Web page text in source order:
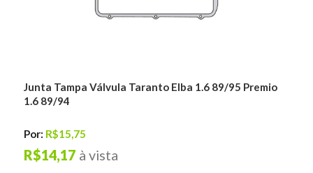
Junta Tampa Válvula Taranto Elba 1.6 89/95 Premio
1.6 89/94
Por: R$15,75
à vista
R$14,17